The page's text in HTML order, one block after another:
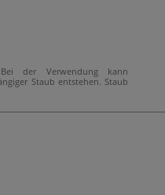
der Verwendung kann
Staub entstehen. Staub